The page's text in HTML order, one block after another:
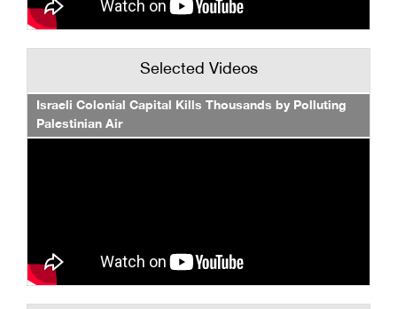
Selected Videos
Israeli Colonial Capital Kills Thousands by Polluting
Palestinian Air